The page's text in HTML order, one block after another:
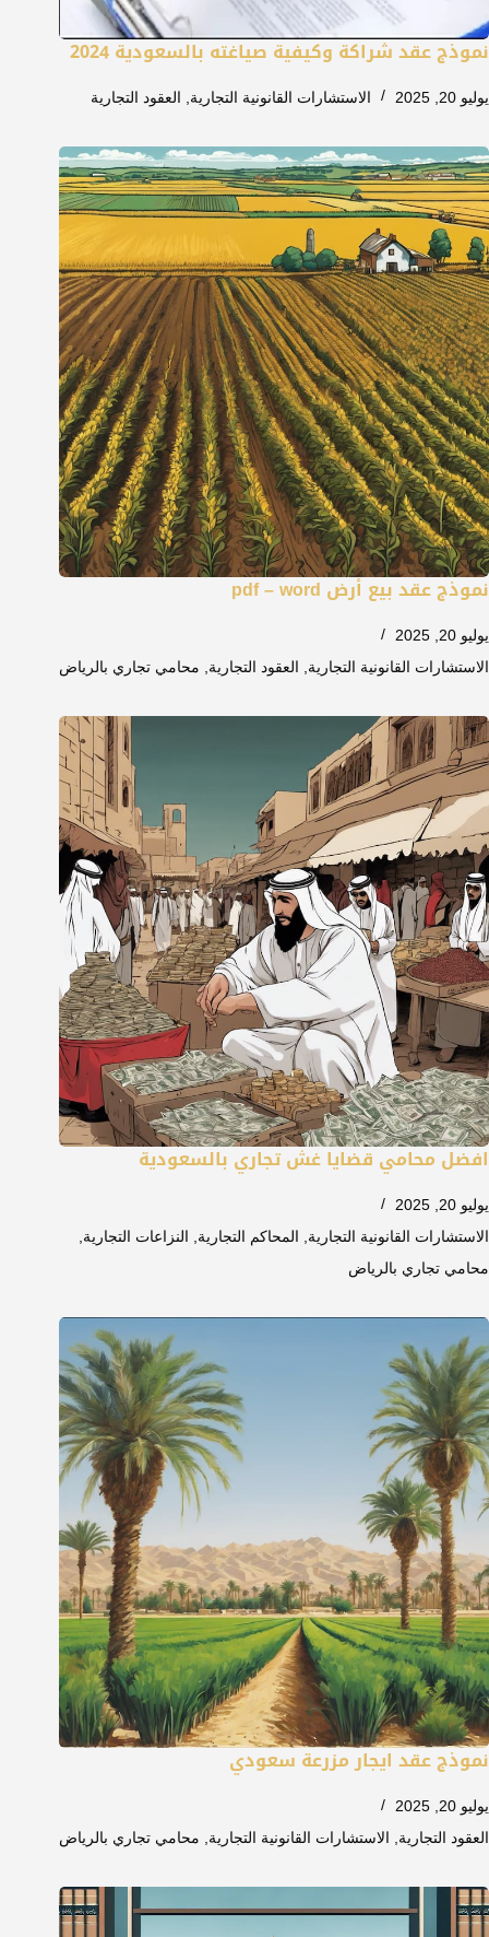
نموذج عقد شراكة وكيفية صياغته بالسعودية 2024
يوليو 20, 2025 الاستشارات القانونية التجارية العقود التجارية
نموذج عقد بيع أرض pdf – word
يوليو 20, 2025
الاستشارات القانونية التجارية
العقود التجارية محامي تجاري بالرياض
افضل محامي قضايا غش تجاري بالسعودية
يوليو 20, 2025
الاستشارات القانونية التجارية
المحاكم التجارية النزاعات التجارية
محامي تجاري بالرياض
نموذج عقد ايجار مزرعة سعودي
يوليو 20, 2025
العقود التجارية
الاستشارات القانونية التجارية محامي تجاري بالرياض